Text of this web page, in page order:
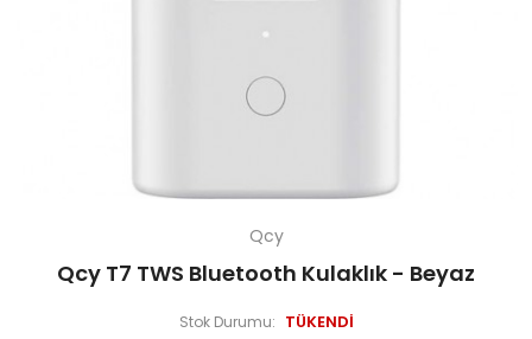
Qcy
Qcy T7 TWS Bluetooth Kulaklık - Beyaz
Stok Durumu: TÜKENDİ